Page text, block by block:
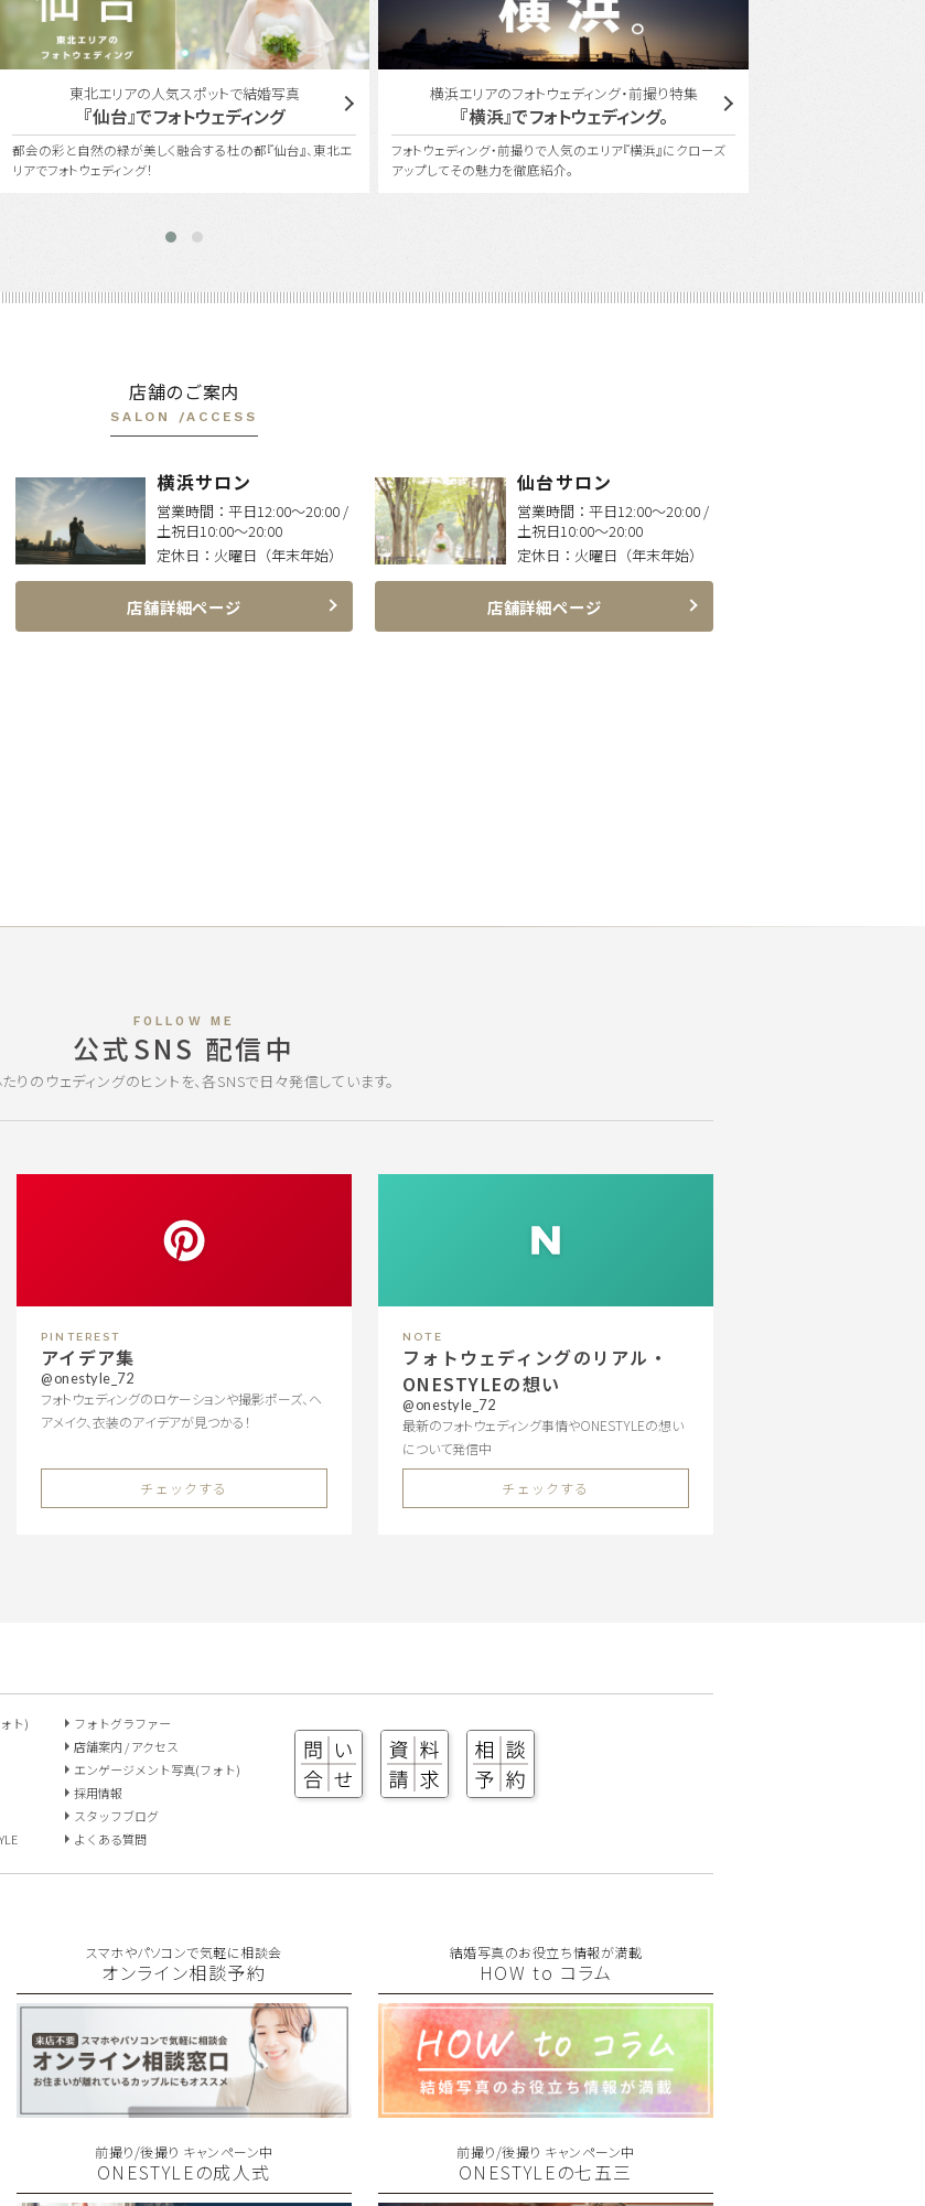
東北エリアの人気スポットで結婚写真
『仙台』でフォトウェディング
都会の彩と自然の緑が美しく融合する杜の都『仙台』、東北エ
リアでフォトウェディング！
横浜エリアのフォトウェディング・前撮り特集
『横浜』でフォトウェディング。
フォトウェディング・前撮りで人気のエリア『横浜』にクローズ
アップしてその魅力を徹底紹介。
店舗のご案内
SALON /ACCESS
横浜サロン
営業時間：平日12:00〜20:00 /
土祝日10:00〜20:00
定休日： 火曜日（年末年始）
店舗詳細ページ
仙台サロン
営業時間： 平日12:00〜20:00 /
土祝日10:00〜20:00
定休日： 火曜日（年末年始）
店舗詳細ページ
FOLLOW ME
公式SNS 配信中
りのウェディングのヒントを、各SNSで日々発信しています。
PINTEREST
アイデア集
@onestyle_72
フォトウェディングのロケーションや撮影ポーズ、ヘ
アメイク、衣装のアイデアが見つかる！
チェックする
NOTE
フォトウェディングのリアル・
ONESTYLEの想い
@onestyle_72
最新のフォトウェディング事情やONESTYLEの想い
について発信中
チェックする
ト)
フォトグラファー
店舗案内 / アクセス
エンゲージメント写真(フォト)
採用情報
スタッフブログ
よくある質問
スマホやパソコンで気軽に相談会
オンライン相談予約
結婚写真のお役立ち情報が満載
HOW to コラム
前撮り/後撮り キャンペーン中
ONESTYLEの成人式
前撮り/後撮り キャンペーン中
ONESTYLEの七五三